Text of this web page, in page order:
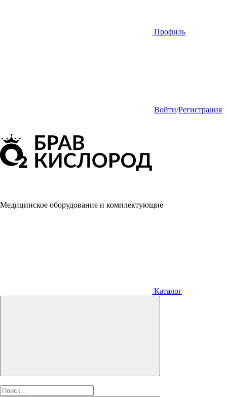
Профиль
Войти/Регистрация
Медицинское оборудование и комплектующие
Каталог